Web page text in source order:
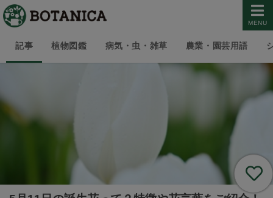
MENU
記事 植物図鑑 病気・虫・雑草 農業・園芸用語